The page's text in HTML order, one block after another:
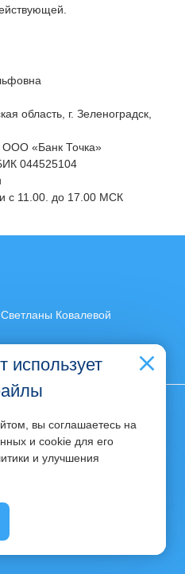
область, г. Зеленоградск,
ООО «Банк Точка»
044525104
с 11.00. до 17.00 МСК
Светланы Ковалевой
использует
вы соглашаетесь на
и cookie для его
и улучшения